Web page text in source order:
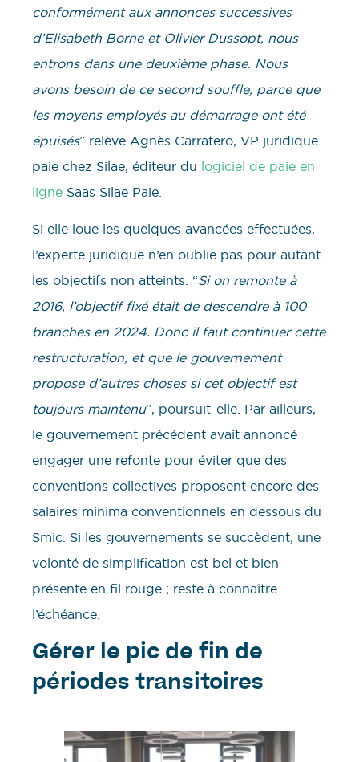
conformément aux annonces successives
d’Elisabeth Borne et Olivier Dussopt, nous
entrons dans une deuxième phase. Nous
avons besoin de ce second souffle, parce que
les moyens employés au démarrage ont été
épuisés” relève Agnès Carratero, VP juridique
paie chez Silae, éditeur du logiciel de paie en
ligne Saas Silae Paie.
Si elle loue les quelques avancées effectuées,
l’experte juridique n’en oublie pas pour autant
les objectifs non atteints. “Si on remonte à
2016, l’objectif fixé était de descendre à 100
branches en 2024. Donc il faut continuer cette
restructuration, et que le gouvernement
propose d’autres choses si cet objectif est
toujours maintenu”, poursuit-elle. Par ailleurs,
le gouvernement précédent avait annoncé
engager une refonte pour éviter que des
conventions collectives proposent encore des
salaires minima conventionnels en dessous du
Smic. Si les gouvernements se succèdent, une
volonté de simplification est bel et bien
présente en fil rouge ; reste à connaître
l’échéance.
Gérer le pic de fin de
périodes transitoires